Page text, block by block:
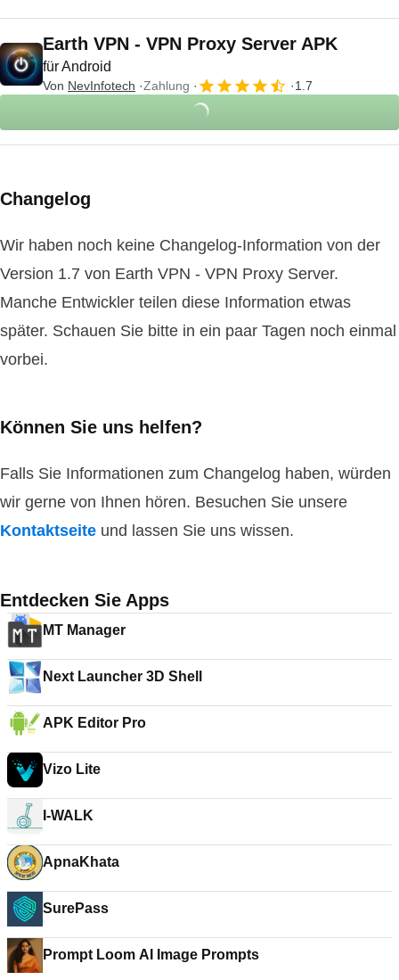
Earth VPN - VPN Proxy Server APK
für Android
Von NevInfotech Zahlung 1.7
Changelog
Wir haben noch keine Changelog-Information von der
Version 1.7 von Earth VPN - VPN Proxy Server.
Manche Entwickler teilen diese Information etwas
später. Schauen Sie bitte in ein paar Tagen noch einmal
vorbei.
Können Sie uns helfen?
Falls Sie Informationen zum Changelog haben, würden
wir gerne von Ihnen hören. Besuchen Sie unsere
Kontaktseite und lassen Sie uns wissen.
Entdecken Sie Apps
MT Manager
Next Launcher 3D Shell
APK Editor Pro
Vizo Lite
I-WALK
ApnaKhata
SurePass
Prompt Loom AI Image Prompts